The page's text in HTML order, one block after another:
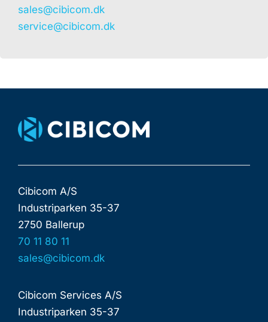
sales@cibicom.dk
service@cibicom.dk
Cibicom A/S
Industriparken 35-37
2750 Ballerup
70 11 80 11
sales@cibicom.dk
Cibicom Services A/S
Industriparken 35-37